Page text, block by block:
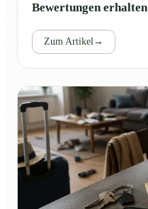
Bewertungen erhalten
Zum Artikel→